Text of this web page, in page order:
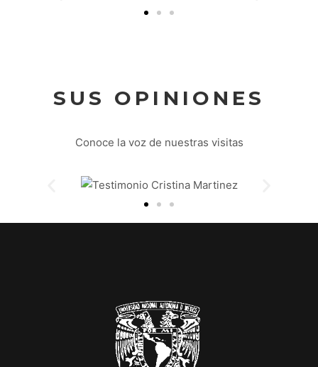
SUS OPINIONES
Conoce la voz de nuestras visitas